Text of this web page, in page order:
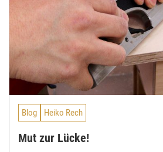
Blog Heiko Rech
Mut zur Lücke!